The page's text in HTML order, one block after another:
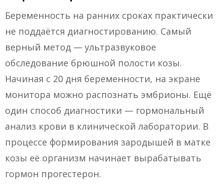
Беременность на ранних сроках практически
не поддаётся диагностированию. Самый
верный метод — ультразвуковое
обследование брюшной полости козы.
Начиная с 20 дня беременности, на экране
монитора можно распознать эмбрионы. Ещё
один способ диагностики — гормональный
анализ крови в клинической лаборатории. В
процессе формирования зародышей в матке
козы её организм начинает вырабатывать
гормон прогестерон.